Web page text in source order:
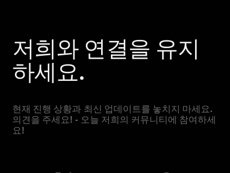
저희와 연결을 유지
하세요.
현재 진행 상황과 최신 업데이트를 놓치지 마세요.
의견을 주세요! - 오늘 저희의 커뮤니티에 참여하세
요!